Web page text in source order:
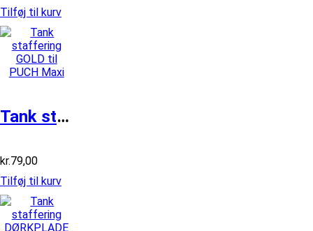
Tilføj til kurv
Tank staffering GOLD til PUCH Maxi
kr.79,00
Tilføj til kurv